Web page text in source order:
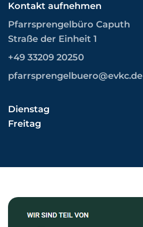
Kontakt aufnehmen
Pfarrsprengelbüro Caputh
Straße der Einheit 1
+49 33209 20250
pfarrsprengelbuero@evkc.de
Dienstag
Freitag